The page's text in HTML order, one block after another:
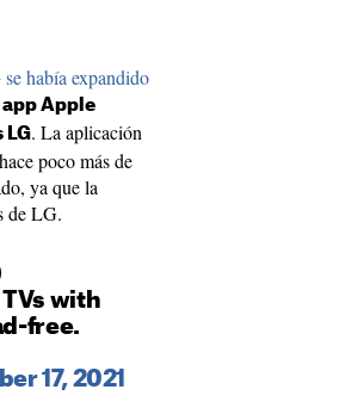
había expandido
app Apple
LG. La aplicación
poco más de
ya que la
de LG.
with
free.
17, 2021